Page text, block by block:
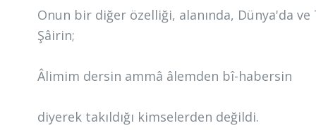
Onun bir diğer özelliği, alanında, Dünya'da
Şâirin;
Âlimim dersin ammâ âlemden bî-habersin
diyerek takıldığı kimselerden değildi.